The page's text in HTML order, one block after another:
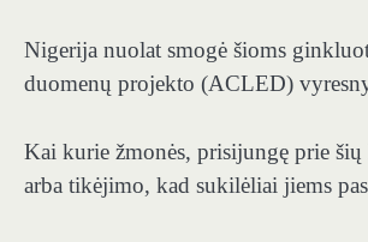
Nigerija nuolat smogė šioms
duomenų projekto (ACLED)
Kai kurie žmonės, prisijungę prie
arba tikėjimo, kad sukilėliai jiems